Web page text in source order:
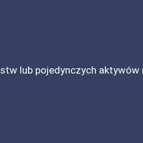
lub pojedynczych